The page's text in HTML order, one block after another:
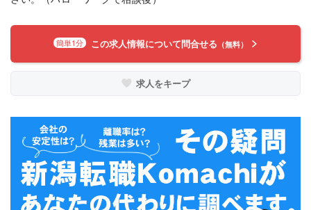
簡単1分 この求人情報について問合せる （無料）
求人をキープ